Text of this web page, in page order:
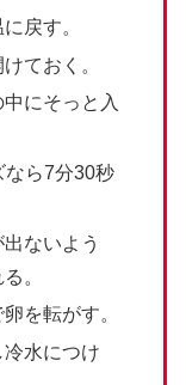
戻す。
ておく。
にそっと入
なら7分30秒
ないよう
。
を転がす。
水につけ